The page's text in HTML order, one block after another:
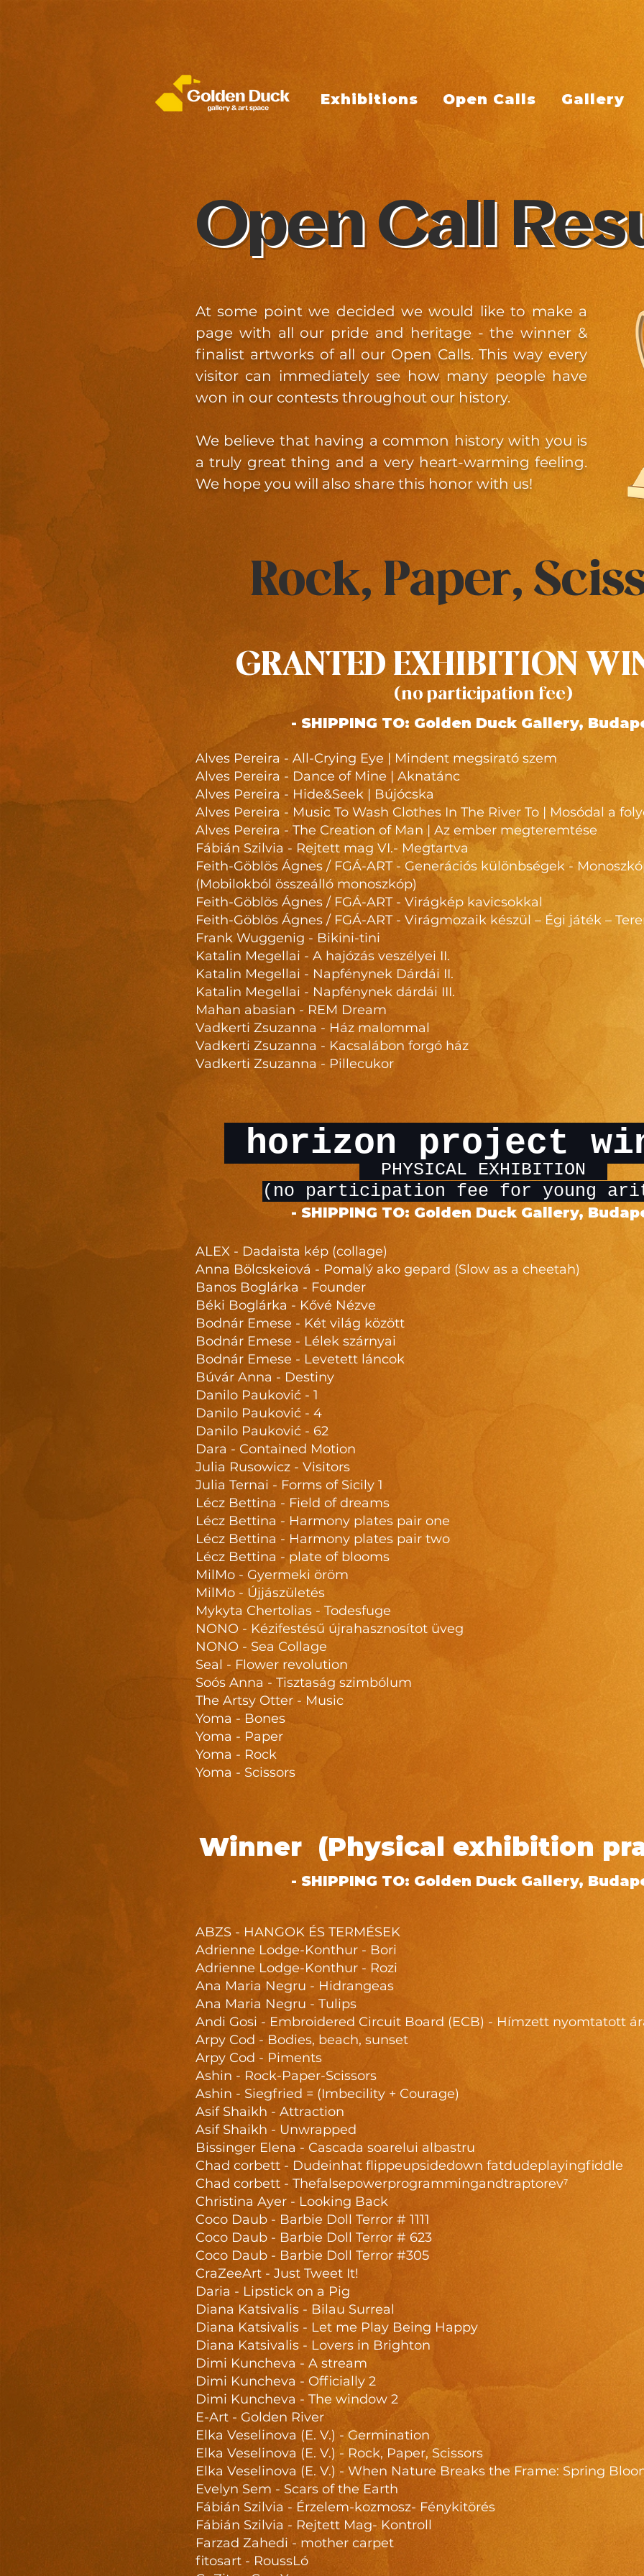
Exhibitions Open Calls Gallery
Open Call
At some point we decided we would like to make a
page with all our pride and heritage - the winner &
finalist artworks of all our Open Calls. This way every
visitor can immediately see how many people have
won in our contests throughout our history.
We believe that having a common history with you is
a truly great thing and a very heart-warming feeling.
We hope you will also share this honor with us!
Rock, Paper,
GRANTED EXHIBITION
(no participation fee)
- SHIPPING TO: Golden Duck Gallery,
Alves Pereira - All-Crying Eye | Mindent megsirató szem
Alves Pereira - Dance of Mine | Aknatánc
Alves Pereira - Hide&Seek | Bújócska
Alves Pereira - Music To Wash Clothes In The River To | Mosódal a
Alves Pereira - The Creation of Man | Az ember megteremtése
Fábián Szilvia - Rejtett mag VI.- Megtartva
Feith-Göblös Ágnes / FGÁ-ART - Generációs különbségek -
(Mobilokból összeálló monoszkóp)
Feith-Göblös Ágnes / FGÁ-ART - Virágkép kavicsokkal
Feith-Göblös Ágnes / FGÁ-ART - Virágmozaik készül – Égi játék –
Frank Wuggenig - Bikini-tini
Katalin Megellai - A hajózás veszélyei II.
Katalin Megellai - Napfénynek Dárdái II.
Katalin Megellai - Napfénynek dárdái III.
Mahan abasian - REM Dream
Vadkerti Zsuzanna - Ház malommal
Vadkerti Zsuzanna - Kacsalábon forgó ház
Vadkerti Zsuzanna - Pillecukor
horizon project
PHYSICAL EXHIBITION
(no participation fee for young
- SHIPPING TO: Golden Duck Gallery,
ALEX - Dadaista kép (collage)
Anna Bölcskeiová - Pomalý ako gepard (Slow as a cheetah)
Banos Boglárka - Founder
Béki Boglárka - Kővé Nézve
Bodnár Emese - Két világ között
Bodnár Emese - Lélek szárnyai
Bodnár Emese - Levetett láncok
Búvár Anna - Destiny
Danilo Pauković - 1
Danilo Pauković - 4
Danilo Pauković - 62
Dara - Contained Motion
Julia Rusowicz - Visitors
Julia Ternai - Forms of Sicily 1
Lécz Bettina - Field of dreams
Lécz Bettina - Harmony plates pair one
Lécz Bettina - Harmony plates pair two
Lécz Bettina - plate of blooms
MilMo - Gyermeki öröm
MilMo - Újjászületés
Mykyta Chertolias - Todesfuge
NONO - Kézifestésű újrahasznosítot üveg
NONO - Sea Collage
Seal - Flower revolution
Soós Anna - Tisztaság szimbólum
The Artsy Otter - Music
Yoma - Bones
Yoma - Paper
Yoma - Rock
Yoma - Scissors
Winner (Physical exhibition
- SHIPPING TO: Golden Duck Gallery,
ABZS - HANGOK ÉS TERMÉSEK
Adrienne Lodge-Konthur - Bori
Adrienne Lodge-Konthur - Rozi
Ana Maria Negru - Hidrangeas
Ana Maria Negru - Tulips
Andi Gosi - Embroidered Circuit Board (ECB) - Hímzett nyomtatott
Arpy Cod - Bodies, beach, sunset
Arpy Cod - Piments
Ashin - Rock-Paper-Scissors
Ashin - Siegfried = (Imbecility + Courage)
Asif Shaikh - Attraction
Asif Shaikh - Unwrapped
Bissinger Elena - Cascada soarelui albastru
Chad corbett - Dudeinhat flippeupsidedown fatdudeplayingfiddle
Chad corbett - Thefalsepowerprogrammingandtraptorev⁷
Christina Ayer - Looking Back
Coco Daub - Barbie Doll Terror # 1111
Coco Daub - Barbie Doll Terror # 623
Coco Daub - Barbie Doll Terror #305
CraZeeArt - Just Tweet It!
Daria - Lipstick on a Pig
Diana Katsivalis - Bilau Surreal
Diana Katsivalis - Let me Play Being Happy
Diana Katsivalis - Lovers in Brighton
Dimi Kuncheva - A stream
Dimi Kuncheva - Officially 2
Dimi Kuncheva - The window 2
E-Art - Golden River
Elka Veselinova (E. V.) - Germination
Elka Veselinova (E. V.) - Rock, Paper, Scissors
Elka Veselinova (E. V.) - When Nature Breaks the Frame: Spring
Evelyn Sem - Scars of the Earth
Fábián Szilvia - Érzelem-kozmosz- Fénykitörés
Fábián Szilvia - Rejtett Mag- Kontroll
Farzad Zahedi - mother carpet
fitosart - RoussLó